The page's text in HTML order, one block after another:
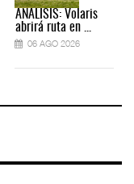
ANÁLISIS: Volaris
abrirá ruta en ...
06 AGO 2026